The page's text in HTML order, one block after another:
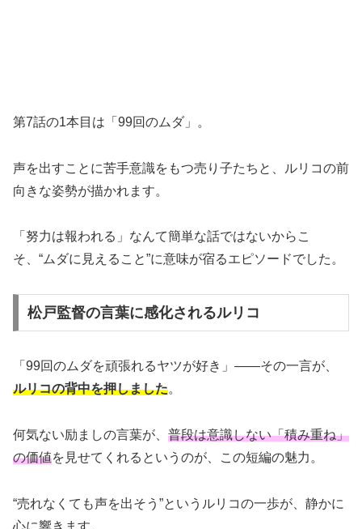
第7話の1本目は「99回のムダ」。
声を出すことに苦手意識をもつ売り子たちと、ルリコの前
向きな姿勢が描かれます。
「努力は報われる」なんて簡単な話ではないからこ
そ、“ムダに見えること”に意味が宿るエピソードでした。
松戸監督の言葉に感化されるルリコ
「99回のムダを頑張れるヤツが好き」——その一言が、
ルリコの背中を押しました。
何気ない励ましの言葉が、 普段は意識しない「積み重ね」
の価値を見せてくれるというのが、この短編の魅力。
“売れなくても声を出そう”というルリコの一歩が、静かに
心に響きます。